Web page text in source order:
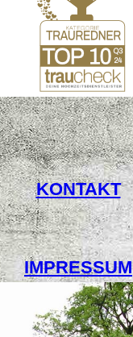
KONTAKT
IMPRESSUM